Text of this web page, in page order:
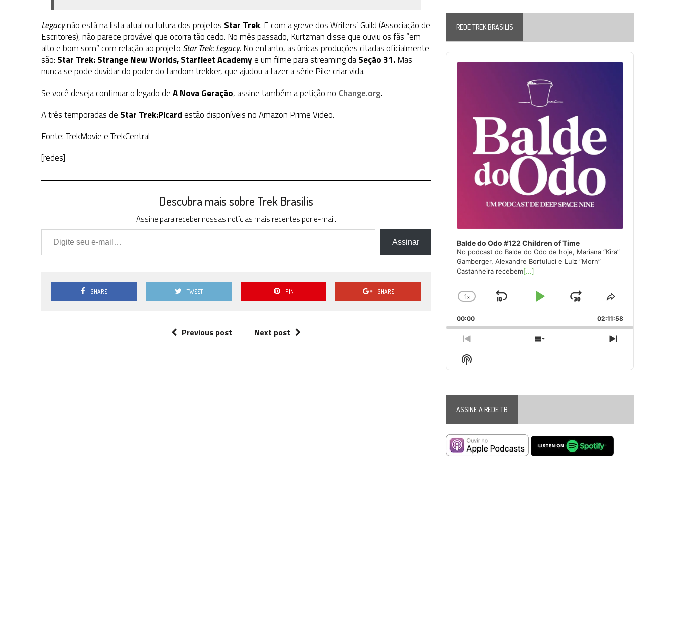
Legacynão está na lista atual ou futura dos projetos Star Trek. E com a greve dos Writers’ Guild (Associação de
Escritores), não parece provável que ocorra tão cedo. No mês passado, Kurtzman disse que ouviu os fãs “em
alto e bom som” com relação ao projeto Star Trek: Legacy. No entanto, as únicas produções citadas oficialmente
são: Star Trek: Strange New Worlds,Starfleet Academye um filme para streaming daSeção 31.Mas
nunca se pode duvidar do poder do fandom trekker, que ajudou a fazer a série Pike criar vida.
Se você deseja continuar o legado deA Nova Geração, assine também a petição no Change.org.
A três temporadas de Star Trek:Picardestão disponíveis no Amazon Prime Video.
Fonte: TrekMovie e TrekCentral
[redes]
Descubra mais sobre Trek Brasilis
Assine para receber nossas notícias mais recentes por e-mail.
Digite seu e-mail…
Assinar
SHARE TWEET PIN SHARE
Previous post Next post
REDE TREK BRASILIS
Audio
Player
Balde do Odo #122 Children of Time
No podcast do Balde do Odo de hoje, Mariana “Kira”
Gamberger, Alexandre Bortuluci e Luiz “Morn”
Castanheira recebem[...]
Change
Rate
1x
Skip
Play
Jump
Forward
Share
Episode
00:00 02:11:58
Previous
Episode
Show
Episodes
Next
Episode
Show
Podcast
ASSINE A REDE TB